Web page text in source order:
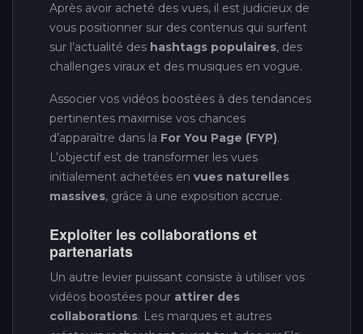
Après avoir acheté des vues, il est judicieux de
vous positionner sur des contenus qui surfent
sur l’actualité des hashtags populaires, des
challenges viraux et des musiques en vogue.
Associer vos vidéos boostées à des tendances
pertinentes maximise vos chances
d’apparaître dans la For You Page (FYP).
L’objectif est de transformer les vues
initialement achetées en vues naturelles
massives, grâce à une exposition accrue.
Exploiter les collaborations et
partenariats
Un autre levier puissant consiste à utiliser vos
vidéos boostées pour attirer des
collaborations. Les marques et autres